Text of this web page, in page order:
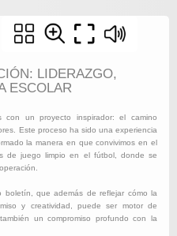
LIDERAZGO,
ESCOLAR
con un proyecto inspirador: el camino
Este proceso ha sido una experiencia
la manera en que convivimos en el
de juego limpio en el fútbol, donde se
que además de reflejar cómo la
y creatividad, puede ser motor de
un compromiso profundo con la